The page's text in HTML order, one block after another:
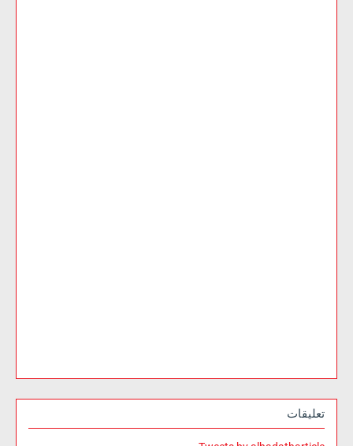
تعليقات